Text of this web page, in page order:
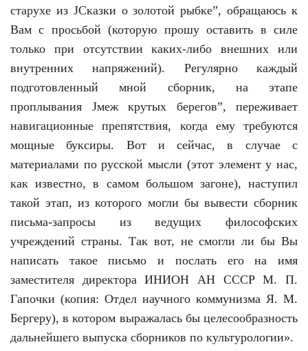
старухе из ЈСказки о золотой рыбке”, обращаюсь к
Вам с просьбой (которую прошу оставить в силе
только при отсутствии каких-либо внешних или
внутренних напряжений). Регулярно каждый
подготовленный мной сборник, на этапе
проплывания Јмеж крутых берегов”, переживает
навигационные препятствия, когда ему требуются
мощные буксиры. Вот и сейчас, в случае с
материалами по русской мысли (этот элемент у нас,
как известно, в самом большом загоне), наступил
такой этап, из которого могли бы вывести сборник
письма-запросы из ведущих философских
учреждений страны. Так вот, не смогли ли бы Вы
написать такое письмо и послать его на имя
заместителя директора ИНИОН АН СССР М. П.
Гапочки (копия: Отдел научного коммунизма Я. М.
Бергеру), в котором выражалась бы целесообразность
дальнейшего выпуска сборников по культурологии».